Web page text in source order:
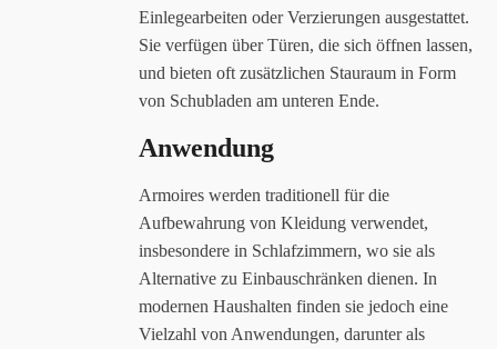
Einlegearbeiten oder Verzierungen ausgestattet.
Sie verfügen über Türen, die sich öffnen lassen,
und bieten oft zusätzlichen Stauraum in Form
von Schubladen am unteren Ende.
Anwendung
Armoires werden traditionell für die
Aufbewahrung von Kleidung verwendet,
insbesondere in Schlafzimmern, wo sie als
Alternative zu Einbauschränken dienen. In
modernen Haushalten finden sie jedoch eine
Vielzahl von Anwendungen, darunter als